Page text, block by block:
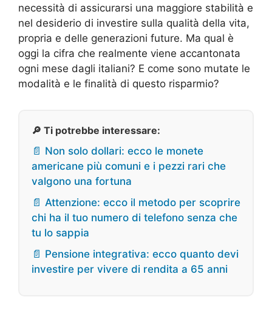
necessità di assicurarsi una maggiore stabilità e
nel desiderio di investire sulla qualità della vita,
propria e delle generazioni future. Ma qual è
oggi la cifra che realmente viene accantonata
ogni mese dagli italiani? E come sono mutate le
modalità e le finalità di questo risparmio?
🔎 Ti potrebbe interessare:
📄 Non solo dollari: ecco le monete
americane più comuni e i pezzi rari che
valgono una fortuna
📄 Attenzione: ecco il metodo per scoprire
chi ha il tuo numero di telefono senza che
tu lo sappia
📄 Pensione integrativa: ecco quanto devi
investire per vivere di rendita a 65 anni